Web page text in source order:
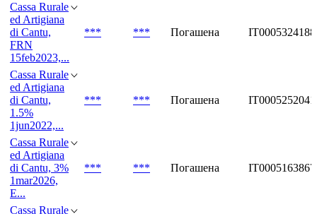
Cassa Rurale
ed Artigiana
di Cantu,
FRN
15feb2023,...
*** *** Погашена IT0005324188
Cassa Rurale
ed Artigiana
di Cantu,
1.5%
1jun2022,...
*** *** Погашена IT0005252041
Cassa Rurale
ed Artigiana
di Cantu, 3%
1mar2026,
E...
*** *** Погашена IT0005163867
Cassa Rurale